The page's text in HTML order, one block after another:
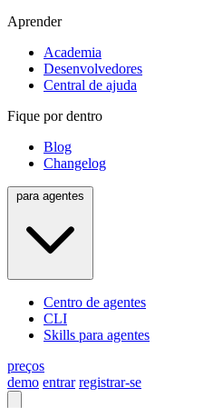
Aprender
Academia
Desenvolvedores
Central de ajuda
Fique por dentro
Blog
Changelog
Centro de agentes
CLI
Skills para agentes
preços
demo entrar registrar-se